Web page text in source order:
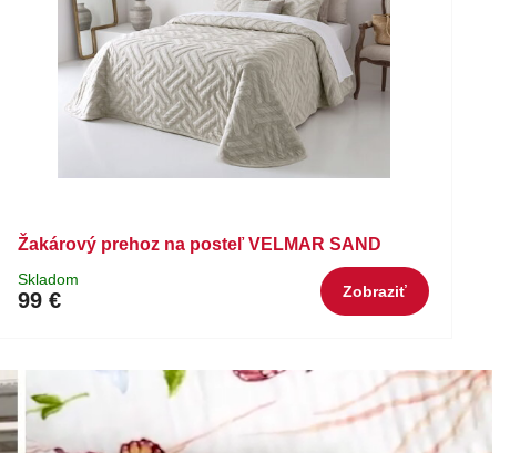
Žakárový prehoz na posteľ VELMAR SAND
Skladom
99 € Zobraziť